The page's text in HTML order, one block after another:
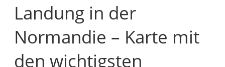
Landung in der
Normandie – Karte mit
den wichtigsten